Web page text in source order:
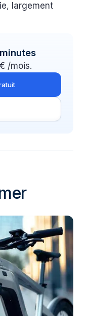
largement
/mois.